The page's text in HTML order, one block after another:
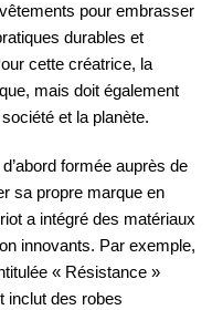
pour embrasser
durables et
cette créatrice, la
mais doit également
et la planète.
formée auprès de
sa propre marque en
a intégré des matériaux
innovants. Par exemple,
« Résistance »
inclut des robes